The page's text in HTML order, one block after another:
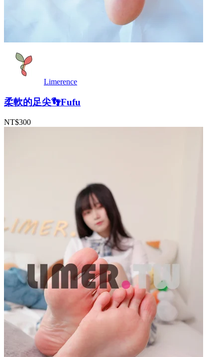
Limerence
柔軟的足尖👣Fufu
NT$300